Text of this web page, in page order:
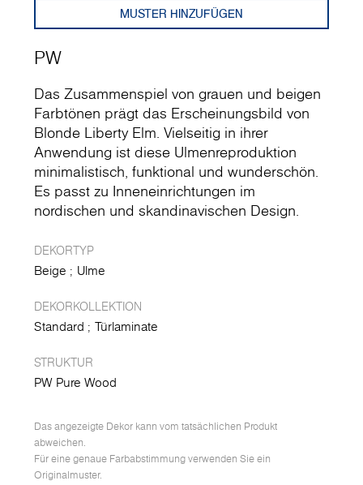
PW
MUSTER HINZUFÜGEN
Das Zusammenspiel von grauen und beigen
Farbtönen prägt das Erscheinungsbild von
Blonde Liberty Elm. Vielseitig in ihrer
Anwendung ist diese Ulmenreproduktion
minimalistisch, funktional und wunderschön.
Es passt zu Inneneinrichtungen im
nordischen und skandinavischen Design.
DEKORTYP
Beige Ulme
DEKORKOLLEKTION
Standard Türlaminate
STRUKTUR
PW Pure Wood
Das angezeigte Dekor kann vom tatsächlichen Produkt
abweichen.
Für eine genaue Farbabstimmung verwenden Sie ein
Originalmuster.